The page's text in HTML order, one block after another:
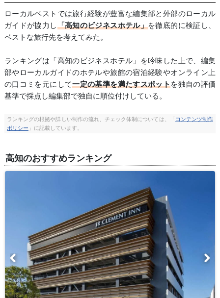
ローカルベストでは旅行経験が豊富な編集部と外部のローカル
ガイドが協力し「高知のビジネスホテル」を徹底的に検証し、
ベストな旅行先を考えてみた。
ランキングは「高知のビジネスホテル」を吟味した上で、編集
部やローカルガイドのホテルや旅館の宿泊経験やオンライン上
の口コミを元にして一定の基準を満たすスポットを独自の評価
基準で採点し編集部で独自に順位付けしている。
ランキングの根拠や詳しい制作の流れ、チェック体制については、「 コンテンツ制作
ポリシー 」に記載しています。
高知のおすすめランキング